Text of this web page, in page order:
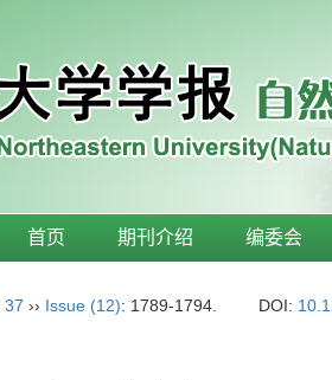
首页 期刊介绍 编委会
37 ›› Issue (12): 1789-1794. DOI: